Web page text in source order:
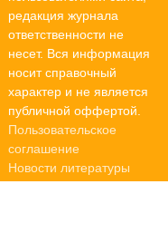
редакция журнала
ответственности не
несет. Вся информация
носит справочный
характер и не является
публичной оффертой.
Пользовательское
соглашение
Новости литературы